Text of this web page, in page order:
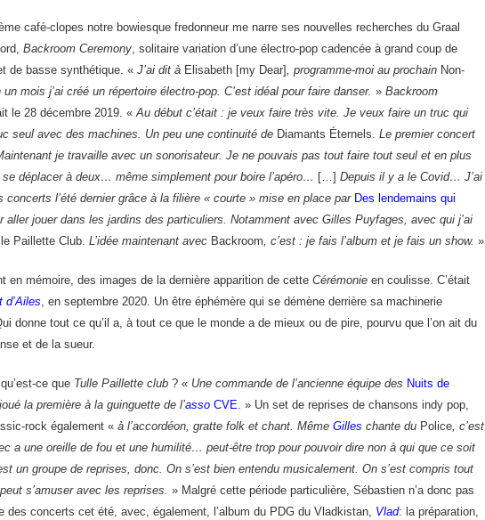
café-clopes notre bowiesque fredonneur me narre ses nouvelles recherches du Graal
Backroom Ceremony, solitaire variation d’une électro-pop cadencée à grand coup de
de basse synthétique. « J’ai dit à Elisabeth [my Dear], programme-moi au prochain Non-
un mois j’ai créé un répertoire électro-pop. C’est idéal pour faire danser. » Backroom
le 28 décembre 2019. «Au début c’était : je veux faire très vite. Je veux faire un truc qui
seul avec des machines. Un peu une continuité de Diamants Éternels. Le premier concert
je travaille avec un sonorisateur. Je ne pouvais pas tout faire tout seul et en plus
se déplacer à deux… même simplement pour boire l’apéro… […] Depuis il y a le Covid… J’ai
concerts l’été dernier grâce à la filière « courte » mise en place par Des lendemains qui
aller jouer dans les jardins des particuliers. Notamment avec Gilles Puyfages, avec qui j’ai
Paillette Club. L’idée maintenant avec Backroom, c’est : je fais l’album et je fais un show. »
en mémoire, des images de la dernière apparition de cette Cérémonie en coulisse. C’était
d’Ailes, en septembre 2020. Un être éphémère qui se démène derrière sa machinerie
donne tout ce qu’il a, à tout ce que le monde a de mieux ou de pire, pourvu que l’on ait du
et de la sueur.
ce que Tulle Paillette club ? « Une commande de l’ancienne équipe des Nuits de
la première à la guinguette de l’asso CVE. » Un set de reprises de chansons indy pop,
rock également « à l’accordéon, gratte folk et chant. Même Gilles chante du Police, c’est
a une oreille de fou et une humilité… peut-être trop pour pouvoir dire non à qui que ce soit
un groupe de reprises, donc. On s’est bien entendu musicalement. On s’est compris tout
s’amuser avec les reprises. » Malgré cette période particulière, Sébastien n’a donc pas
des concerts cet été, avec, également, l’album du PDG du Vladkistan, Vlad: la préparation,